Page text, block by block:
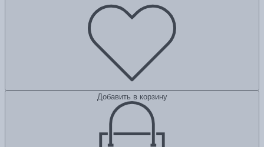
Добавить в корзину